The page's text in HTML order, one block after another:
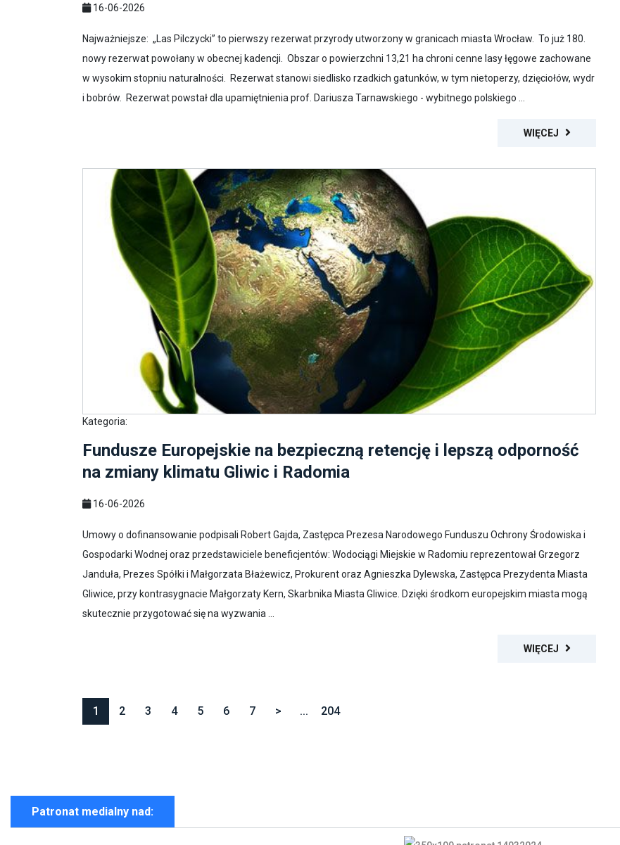
16-06-2026
Najważniejsze: „Las Pilczycki” to pierwszy rezerwat przyrody utworzony w granicach miasta Wrocław. To już 180.
nowy rezerwat powołany w obecnej kadencji. Obszar o powierzchni 13,21 ha chroni cenne lasy łęgowe zachowane
w wysokim stopniu naturalności. Rezerwat stanowi siedlisko rzadkich gatunków, w tym nietoperzy, dzięciołów, wydr
i bobrów. Rezerwat powstał dla upamiętnienia prof. Dariusza Tarnawskiego - wybitnego polskiego ...
WIĘCEJ
Kategoria:
Fundusze Europejskie na bezpieczną retencję i lepszą odporność
na zmiany klimatu Gliwic i Radomia
16-06-2026
Umowy o dofinansowanie podpisali Robert Gajda, Zastępca Prezesa Narodowego Funduszu Ochrony Środowiska i
Gospodarki Wodnej oraz przedstawiciele beneficjentów: Wodociągi Miejskie w Radomiu reprezentował Grzegorz
Janduła, Prezes Spółki i Małgorzata Błażewicz, Prokurent oraz Agnieszka Dylewska, Zastępca Prezydenta Miasta
Gliwice, przy kontrasygnacie Małgorzaty Kern, Skarbnika Miasta Gliwice. Dzięki środkom europejskim miasta mogą
skutecznie przygotować się na wyzwania ...
WIĘCEJ
1 2 3 4 5 6 7 > ... 204
Patronat medialny nad: